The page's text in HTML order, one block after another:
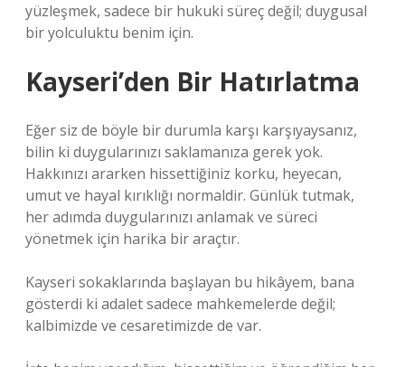
yüzleşmek, sadece bir hukuki süreç değil; duygusal
bir yolculuktu benim için.
Kayseri’den Bir Hatırlatma
Eğer siz de böyle bir durumla karşı karşıyaysanız,
bilin ki duygularınızı saklamanıza gerek yok.
Hakkınızı ararken hissettiğiniz korku, heyecan,
umut ve hayal kırıklığı normaldir. Günlük tutmak,
her adımda duygularınızı anlamak ve süreci
yönetmek için harika bir araçtır.
Kayseri sokaklarında başlayan bu hikâyem, bana
gösterdi ki adalet sadece mahkemelerde değil;
kalbimizde ve cesaretimizde de var.